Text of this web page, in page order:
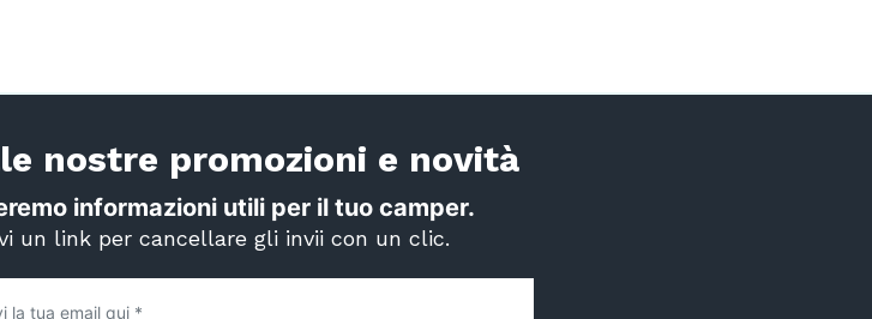
nostre promozioni e novità
informazioni utili per il tuo camper.
un link per cancellare gli invii con un clic.